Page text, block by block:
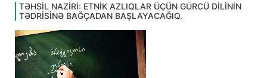
TƏHSİL NAZİRİ: ETNİK AZLIQLAR ÜÇÜN GÜRCÜ DİLİNİN
TƏDRİSİNƏ BAĞÇADAN BAŞLAYACAĞIQ.